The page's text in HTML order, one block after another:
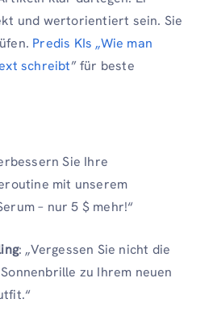
und wertorientiert sein. Sie
Predis KIs „Wie man
schreibt” für beste
Sie Ihre
mit unserem
– nur 5 $ mehr!“
: „Vergessen Sie nicht die
zu Ihrem neuen